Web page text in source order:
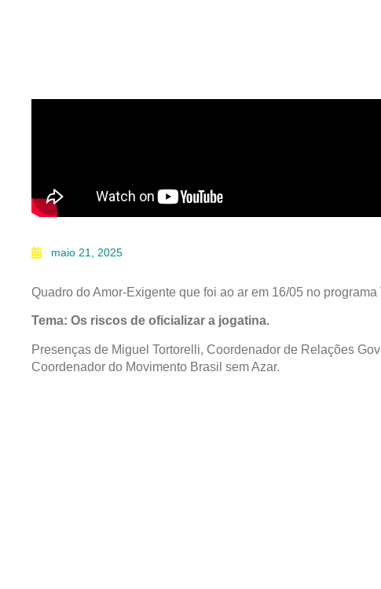
maio 21, 2025
Quadro do Amor-Exigente que foi ao ar em 16/05 no
Tema: Os riscos de oficializar a jogatina.
Presenças de Miguel Tortorelli, Coordenador de Relações
Coordenador do Movimento Brasil sem Azar.